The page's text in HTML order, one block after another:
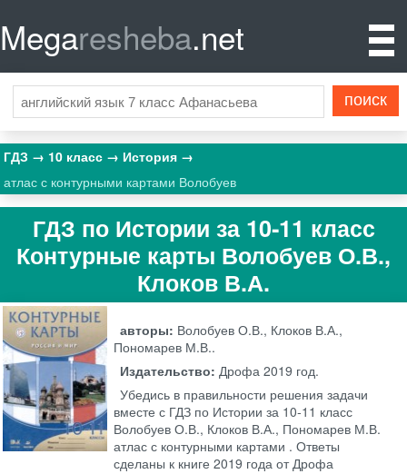
Megaresheba.net
ГДЗ 10 класс
История
атлас с контурными картами Волобуев
ГДЗ по Истории за 10‐11 класс
Контурные карты Волобуев О.В.,
Клоков В.А.
авторы: Волобуев О.В., Клоков В.А.,
Пономарев М.В..
Издательство:Дрофа 2019 год.
Убедись в правильности решения задачи
вместе с ГДЗ по Истории за 10‐11 класс
Волобуев О.В., Клоков В.А., Пономарев М.В.
атлас с контурными картами . Ответы
сделаны к книге 2019 года от Дрофа